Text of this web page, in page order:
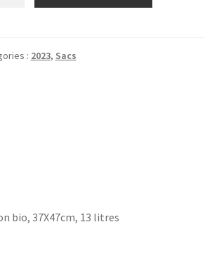
: 2023, Sacs
bio, 37X47cm, 13 litres